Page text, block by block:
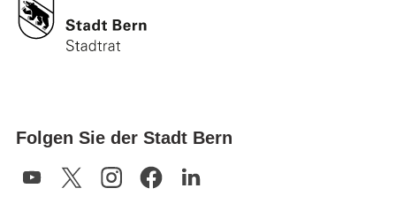
Folgen Sie der Stadt Bern